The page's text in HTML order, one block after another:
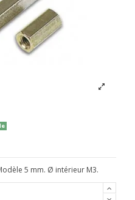
5 mm. Ø intérieur M3.